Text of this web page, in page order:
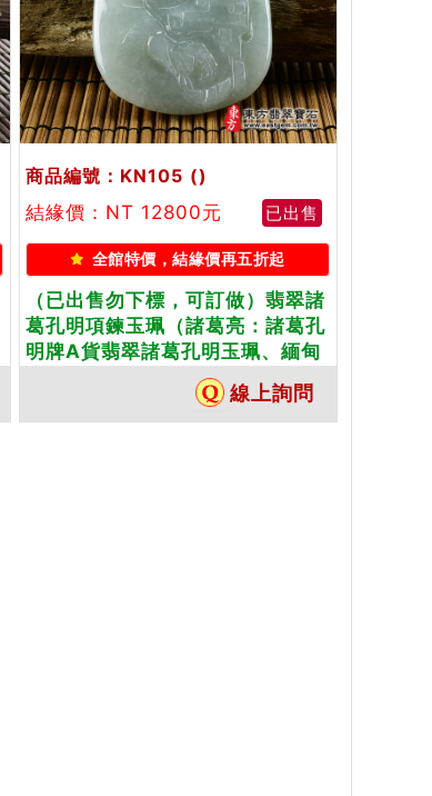
商品編號：KN105 ()
結緣價：NT 12800元
已出售
全館特價，結緣價再五折起
（已出售勿下標，可訂做）翡翠諸
葛孔明項鍊玉珮（諸葛亮：諸葛孔
明牌A貨翡翠諸葛孔明玉珮、緬甸
玉諸葛亮玉墜）。淡綠色糯種諸葛
孔明，KN105。客製化訂做各種諸
葛孔明吊墜，手工玉雕和拋光。★
線上詢問